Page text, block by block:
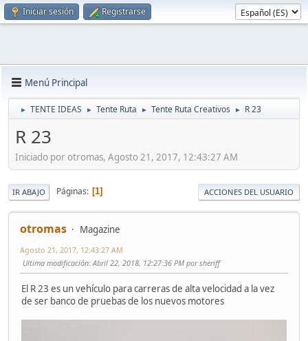
Iniciar sesión Registrarse
Menú Principal
► TENTE IDEAS ► Tente Ruta ► Tente Ruta Creativos ► R 23
R 23
Iniciado por otromas, Agosto 21, 2017, 12:43:27 AM
IR ABAJO Páginas 1 ACCIONES DEL USUARIO
otromas Magazine
Agosto 21, 2017, 12:43:27 AM
Ultima modificación: Abril 22, 2018, 12:27:36 PM por sheriff
El R 23 es un vehículo para carreras de alta velocidad a la vez
de ser banco de pruebas de los nuevos motores